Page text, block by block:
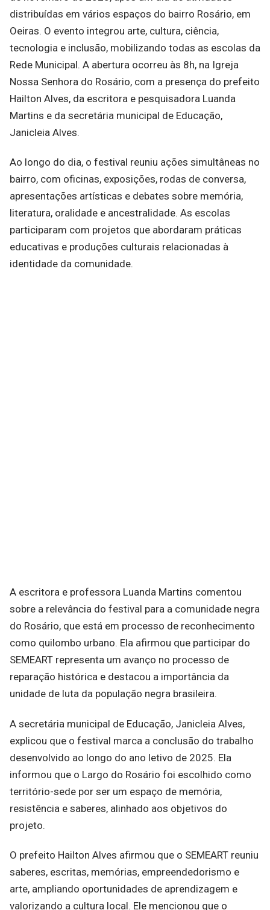
distribuídas em vários espaços do bairro Rosário, em
Oeiras. O evento integrou arte, cultura, ciência,
tecnologia e inclusão, mobilizando todas as escolas da
Rede Municipal. A abertura ocorreu às 8h, na Igreja
Nossa Senhora do Rosário, com a presença do prefeito
Hailton Alves, da escritora e pesquisadora Luanda
Martins e da secretária municipal de Educação,
Janicleia Alves.
Ao longo do dia, o festival reuniu ações simultâneas no
bairro, com oficinas, exposições, rodas de conversa,
apresentações artísticas e debates sobre memória,
literatura, oralidade e ancestralidade. As escolas
participaram com projetos que abordaram práticas
educativas e produções culturais relacionadas à
identidade da comunidade.
A escritora e professora Luanda Martins comentou
sobre a relevância do festival para a comunidade negra
do Rosário, que está em processo de reconhecimento
como quilombo urbano. Ela afirmou que participar do
SEMEART representa um avanço no processo de
reparação histórica e destacou a importância da
unidade de luta da população negra brasileira.
A secretária municipal de Educação, Janicleia Alves,
explicou que o festival marca a conclusão do trabalho
desenvolvido ao longo do ano letivo de 2025. Ela
informou que o Largo do Rosário foi escolhido como
território-sede por ser um espaço de memória,
resistência e saberes, alinhado aos objetivos do
projeto.
O prefeito Hailton Alves afirmou que o SEMEART reuniu
saberes, escritas, memórias, empreendedorismo e
arte, ampliando oportunidades de aprendizagem e
valorizando a cultura local. Ele mencionou que o